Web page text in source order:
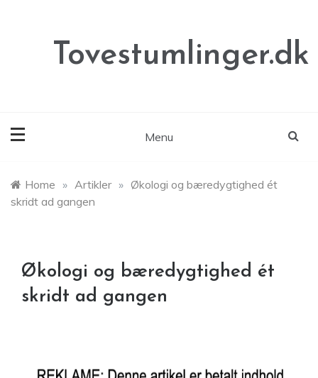
Tovestumlinger.dk
Menu
Home » Artikler » Økologi og bæredygtighed ét
skridt ad gangen
Økologi og bæredygtighed ét
skridt ad gangen